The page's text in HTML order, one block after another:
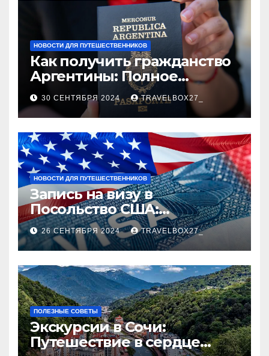
НОВОСТИ ДЛЯ ПУТЕШЕСТВЕННИКОВ
Как получить гражданство
Аргентины: Полное
руководство
30 СЕНТЯБРЯ 2024 TRAVELBOX27_
НОВОСТИ ДЛЯ ПУТЕШЕСТВЕННИКОВ
Запись на визу в
Посольство США:
Пошаговое руководство
26 СЕНТЯБРЯ 2024 TRAVELBOX27_
ПОЛЕЗНЫЕ СОВЕТЫ
Экскурсии в Сочи:
Путешествие в сердце